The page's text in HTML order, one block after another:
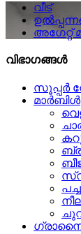
വീട്
അഗേറ്റ്
വിഭാഗങ്ങൾ
സൂപ്പർ
മാർബിൾ